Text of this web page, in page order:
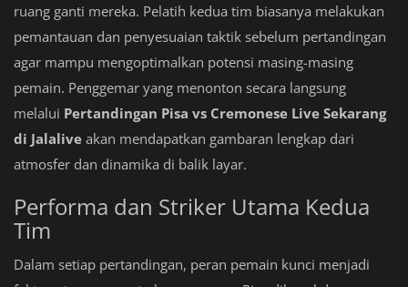
ruang ganti mereka. Pelatih kedua tim biasanya melakukan
pemantauan dan penyesuaian taktik sebelum pertandingan
agar mampu mengoptimalkan potensi masing-masing
pemain. Penggemar yang menonton secara langsung
melalui Pertandingan Pisa vs Cremonese Live Sekarang
di Jalalive akan mendapatkan gambaran lengkap dari
atmosfer dan dinamika di balik layar.
Performa dan Striker Utama Kedua
Tim
Dalam setiap pertandingan, peran pemain kunci menjadi